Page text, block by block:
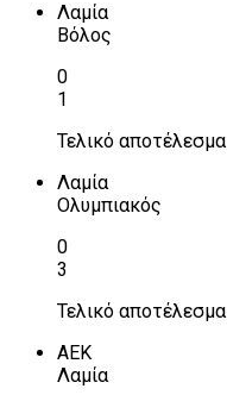
Λαμία
Βόλος
0
1
Τελικό αποτέλεσμα
Λαμία
Ολυμπιακός
0
3
Τελικό αποτέλεσμα
ΑΕΚ
Λαμία